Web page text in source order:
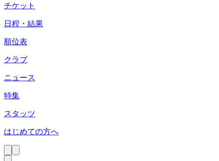
チケット
日程・結果
順位表
クラブ
ニュース
特集
スタッツ
はじめての方へ